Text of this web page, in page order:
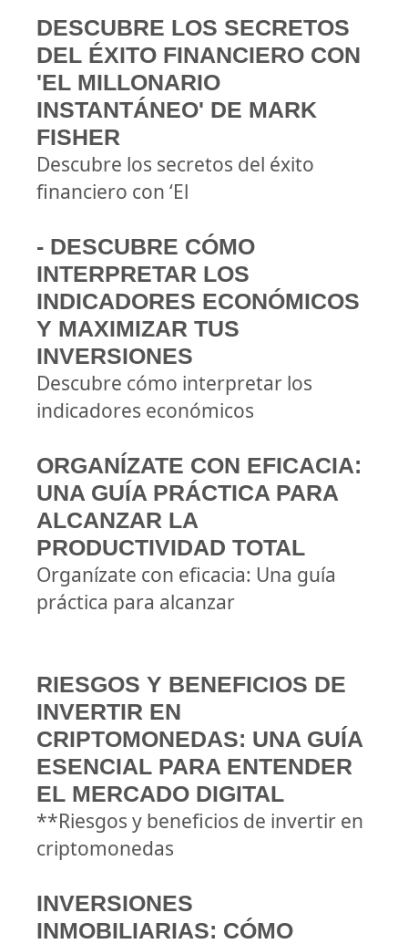
DESCUBRE LOS SECRETOS
DEL ÉXITO FINANCIERO CON
'EL MILLONARIO
INSTANTÁNEO' DE MARK
FISHER
Descubre los secretos del éxito
financiero con ‘El
- DESCUBRE CÓMO
INTERPRETAR LOS
INDICADORES ECONÓMICOS
Y MAXIMIZAR TUS
INVERSIONES
Descubre cómo interpretar los
indicadores económicos
ORGANÍZATE CON EFICACIA:
UNA GUÍA PRÁCTICA PARA
ALCANZAR LA
PRODUCTIVIDAD TOTAL
Organízate con eficacia: Una guía
práctica para alcanzar
RIESGOS Y BENEFICIOS DE
INVERTIR EN
CRIPTOMONEDAS: UNA GUÍA
ESENCIAL PARA ENTENDER
EL MERCADO DIGITAL
**Riesgos y beneficios de invertir en
criptomonedas
INVERSIONES
INMOBILIARIAS: CÓMO